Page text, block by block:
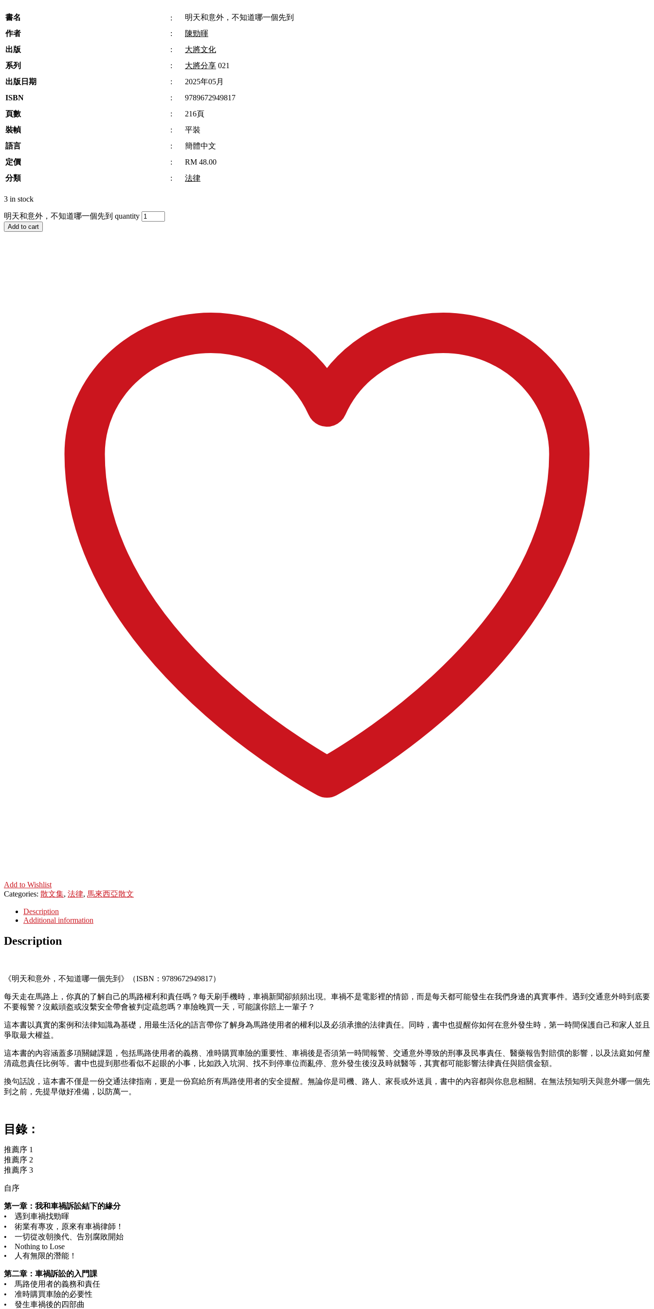
書名 :
明天和意外，不知道哪一個先到
作者
:
陳勁暉
出版
:
大將文化
系列
: 大將分享 021
出版日期
:
2025年05月
ISBN
:
9789672949817
頁數
:
216頁
裝幀
:
平裝
語言
:
簡體中文
定價
:
RM 48.00
分類
: 法律
3 in stock
明天和意外，不知道哪一個先到 quantity
Add to cart
Add to Wishlist
Categories: 散文集, 法律, 馬來西亞散文
Description
Additional information
Description
《明天和意外，不知道哪一個先到》（ISBN：9789672949817）
每天走在馬路上，你真的了解自己的馬路權利和責任嗎？每天刷手機時，車禍新聞卻頻頻出現。車禍不是電影裡的情節，而是每天都可能發生在我們身邊的真實事件。遇到交通意外時到底要
不要報警？沒戴頭盔或沒繫安全帶會被判定疏忽嗎？車險晚買一天，可能讓你賠上一輩子？
這本書以真實的案例和法律知識為基礎，用最生活化的語言帶你了解身為馬路使用者的權利以及必須承擔的法律責任。同時，書中也提醒你如何在意外發生時，第一時間保護自己和家人並且
爭取最大權益。
這本書的內容涵蓋多項關鍵課題，包括馬路使用者的義務、准時購買車險的重要性、車禍後是否須第一時間報警、交通意外導致的刑事及民事責任、醫藥報告對賠償的影響，以及法庭如何釐
清疏忽責任比例等。書中也提到那些看似不起眼的小事，比如跌入坑洞、找不到停車位而亂停、意外發生後沒及時就醫等，其實都可能影響法律責任與賠償金額。
換句話說，這本書不僅是一份交通法律指南，更是一份寫給所有馬路使用者的安全提醒。無論你是司機、路人、家長或外送員，書中的內容都與你息息相關。在無法預知明天與意外哪一個先
到之前，先提早做好准備，以防萬一。
目錄：
推薦序 1
推薦序 2
推薦序 3
自序
第一章：我和車禍訴訟結下的緣分
• 遇到車禍找勁暉
• 術業有專攻，原來有車禍律師！
• 一切從改朝換代、告別腐敗開始
• Nothing to Lose
• 人有無限的潛能！
第二章：車禍訴訟的入門課
• 馬路使用者的義務和責任
• 准時購買車險的必要性
• 發生車禍後的四部曲